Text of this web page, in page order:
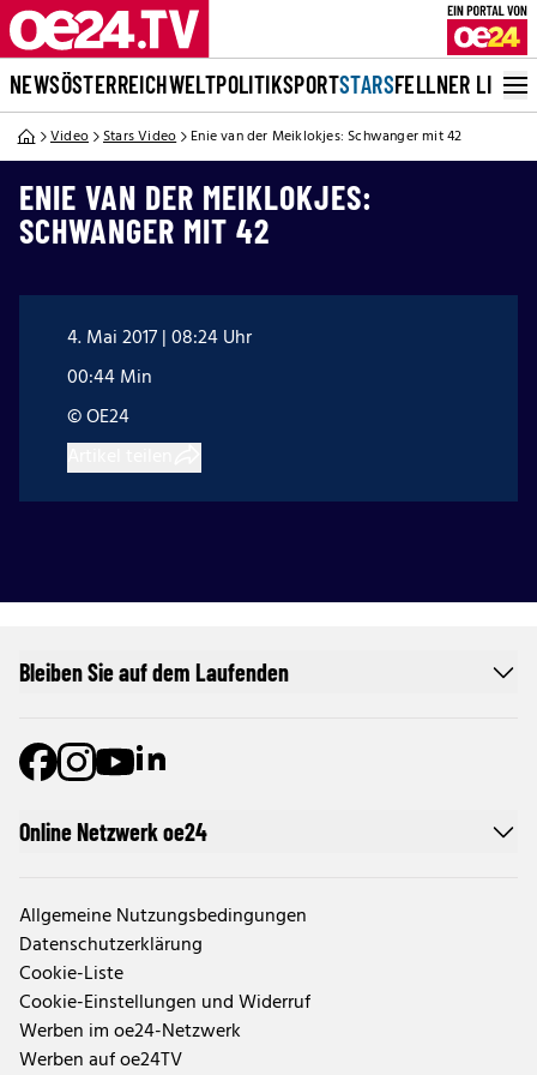
NEWSÖSTERREICHWELTPOLITIKSPORTSTARSFELLNER LIVE
Video Stars Video Enie van der Meiklokjes: Schwanger mit 42
ENIE VAN DER MEIKLOKJES:
SCHWANGER MIT 42
4. Mai 2017 | 08:24 Uhr
00:44 Min
© OE24
Online Netzwerk oe24
Allgemeine Nutzungsbedingungen
Datenschutzerklärung
Cookie-Liste
Cookie-Einstellungen und Widerruf
Werben im oe24-Netzwerk
Werben auf oe24TV
Bleiben Sie auf dem Laufenden